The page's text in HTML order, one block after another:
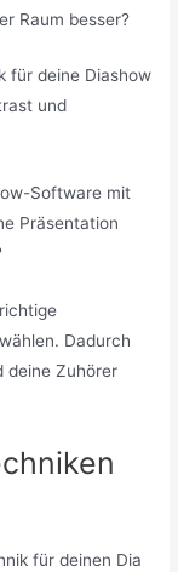
Raum besser?
für deine Diashow
und
Software mit
Präsentation
Dadurch
deine Zuhörer
für deinen Dia